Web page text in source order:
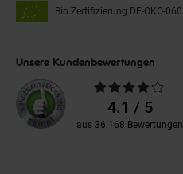
Bio Zertifizierung DE-ÖKO-060
Unsere Kundenbewertungen
Durchschnittliche
Bewertungen4.1 / 5
aus 36.168 Bewertungen